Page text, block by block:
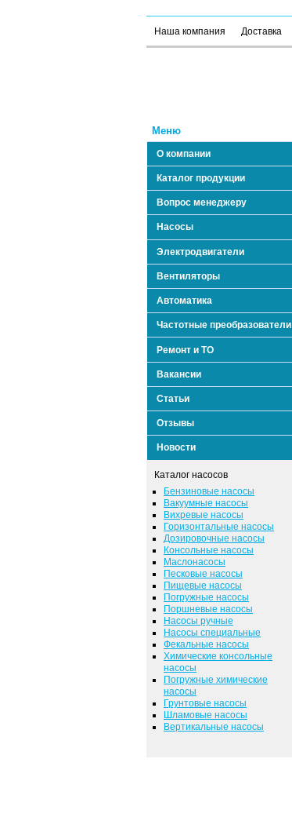
Наша компания Доставка
Меню
О компании
Каталог продукции
Вопрос менеджеру
Насосы
Электродвигатели
Вентиляторы
Автоматика
Частотные преобразователи
Ремонт и ТО
Вакансии
Статьи
Отзывы
Новости
Каталог насосов
Бензиновые насосы
Вакуумные насосы
Вихревые насосы
Горизонтальные насосы
Дозировочные насосы
Консольные насосы
Маслонасосы
Песковые насосы
Пищевые насосы
Погружные насосы
Поршневые насосы
Насосы ручные
Насосы специальные
Фекальные насосы
Химические консольные
насосы
Погружные химические
насосы
Грунтовые насосы
Шламовые насосы
Вертикальные насосы